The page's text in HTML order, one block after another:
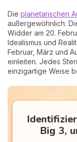
Die planetarischen
außergewöhnlich:
Widder am 20.
Idealismus und
Februar, März und
einleiten. Jedes
einzigartige Weise
Big 3,